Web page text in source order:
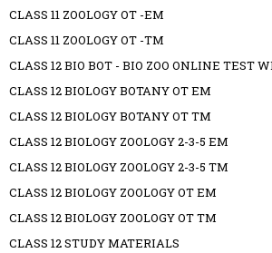
CLASS 11 ZOOLOGY OT -EM
CLASS 11 ZOOLOGY OT -TM
CLASS 12 BIO BOT - BIO ZOO ONLINE TEST
CLASS 12 BIOLOGY BOTANY OT EM
CLASS 12 BIOLOGY BOTANY OT TM
CLASS 12 BIOLOGY ZOOLOGY 2-3-5 EM
CLASS 12 BIOLOGY ZOOLOGY 2-3-5 TM
CLASS 12 BIOLOGY ZOOLOGY OT EM
CLASS 12 BIOLOGY ZOOLOGY OT TM
CLASS 12 STUDY MATERIALS